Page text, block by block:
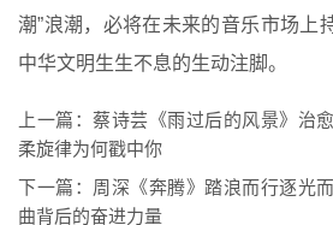
潮”浪潮，必将在未来的音乐市场上
中华文明生生不息的生动注脚。
上一篇： 蔡诗芸《雨过后的风景》治
柔旋律为何戳中你
下一篇： 周深《奔腾》踏浪而行逐光
曲背后的奋进力量